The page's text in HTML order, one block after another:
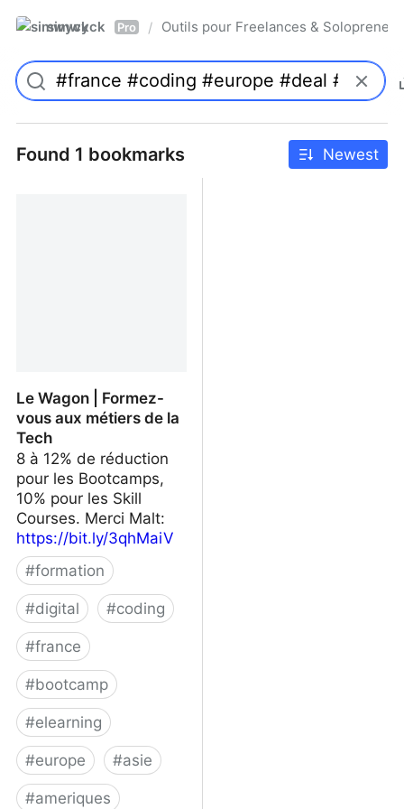
simwyck Pro / Outils pour Freelances &
Found 1 bookmarks Newest
Le Wagon | Formez-
vous aux métiers de la
Tech
8 à 12% de réduction
pour les Bootcamps,
10% pour les Skill
Courses. Merci Malt:
https://bit.ly/3qhMaiV
#formation
#digital #coding
#france
#bootcamp
#elearning
#europe #asie
#ameriques